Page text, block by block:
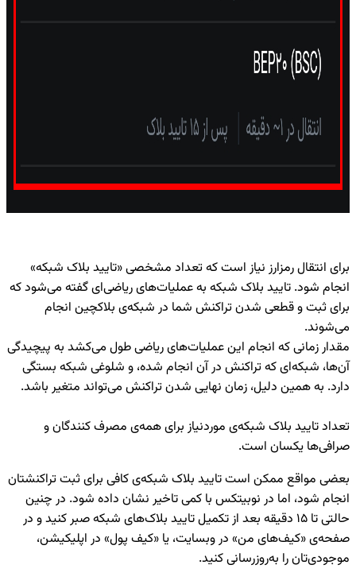
برای انتقال رمزارز نیاز است که تعداد مشخصی «تایید بلاک شبکه»
انجام شود. تایید بلاک شبکه به عملیات‌های ریاضی‌ای گفته می‌شود که
برای ثبت و قطعی شدن تراکنش شما در شبکه‌ی بلاکچین انجام
می‌شوند.
مقدار زمانی که انجام این عملیات‌های ریاضی طول می‌کشد به پیچیدگی
آن‌ها، شبکه‌ای که تراکنش در آن انجام شده، و شلوغی شبکه بستگی
دارد. به همین دلیل، زمان نهایی شدن تراکنش می‌تواند متغیر باشد.
تعداد تایید بلاک شبکه‌ی موردنیاز برای همه‌ی مصرف کنندگان و
صرافی‌ها یکسان است.
بعضی مواقع ممکن است تایید بلاک شبکه‌ی کافی برای ثبت تراکنشتان
انجام شود، اما در نوبیتکس با کمی تاخیر نشان داده شود. در چنین
حالتی تا ۱۵ دقیقه بعد از تکمیل تایید بلاک‌های شبکه صبر کنید و در
صفحه‌ی «کیف‌های من» در وبسایت، یا «کیف پول» در اپلیکیشن،
موجودی‌تان را به‌روزرسانی کنید.